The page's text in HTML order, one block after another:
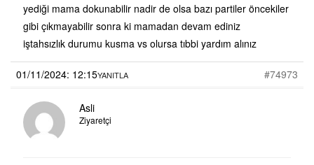
yediği mama dokunabilir nadir de olsa bazı partiler öncekiler
gibi çıkmayabilir sonra ki mamadan devam ediniz
iştahsızlık durumu kusma vs olursa tıbbi yardım alınız
01/11/2024: 12:15 #74973
YANITLA
Asli
Ziyaretçi